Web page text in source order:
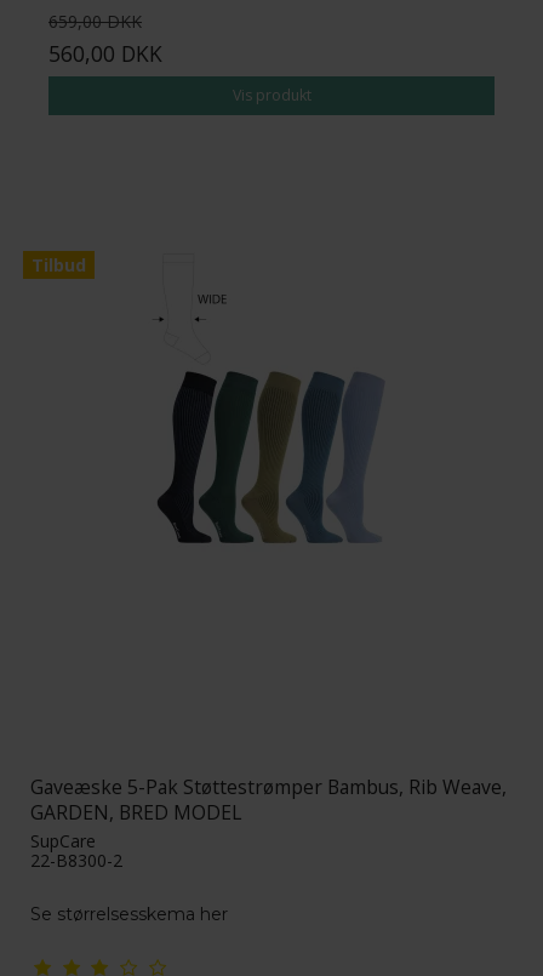
659,00 DKK
560,00 DKK
Vis produkt
Tilbud
Gaveæske 5-Pak Støttestrømper Bambus, Rib Weave,
GARDEN, BRED MODEL
SupCare
22-B8300-2
Se størrelsesskema her